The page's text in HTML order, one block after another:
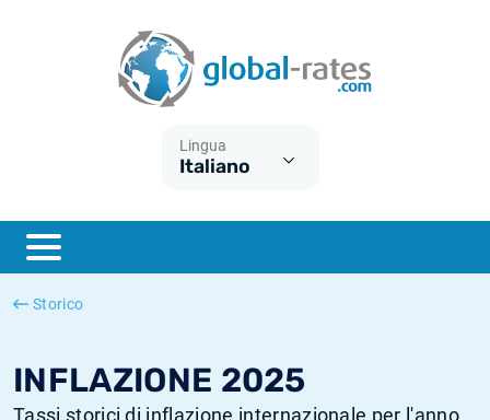
Lingua
Italiano
Storico
INFLAZIONE 2025
Tassi storici di inflazione internazionale per l'anno
ESTER
SONIA
Cos'è l'inflazione CPI?
Cos'è l'inflazione HICP?
Inflazione Italia
Inflazione Stati Uniti
Tassi storici Euribor
Tassi storici di SONIA
Tassi storici di TONAR
Calcolatore dell’inflazione